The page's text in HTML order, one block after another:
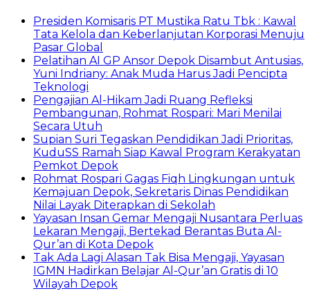
Presiden Komisaris PT Mustika Ratu Tbk : Kawal
Tata Kelola dan Keberlanjutan Korporasi Menuju
Pasar Global
Pelatihan AI GP Ansor Depok Disambut Antusias,
Yuni Indriany: Anak Muda Harus Jadi Pencipta
Teknologi
Pengajian Al-Hikam Jadi Ruang Refleksi
Pembangunan, Rohmat Rospari: Mari Menilai
Secara Utuh
Supian Suri Tegaskan Pendidikan Jadi Prioritas,
KuduSS Ramah Siap Kawal Program Kerakyatan
Pemkot Depok
Rohmat Rospari Gagas Fiqh Lingkungan untuk
Kemajuan Depok, Sekretaris Dinas Pendidikan
Nilai Layak Diterapkan di Sekolah
Yayasan Insan Gemar Mengaji Nusantara Perluas
Lekaran Mengaji, Bertekad Berantas Buta Al-
Qur’an di Kota Depok
Tak Ada Lagi Alasan Tak Bisa Mengaji, Yayasan
IGMN Hadirkan Belajar Al-Qur’an Gratis di 10
Wilayah Depok